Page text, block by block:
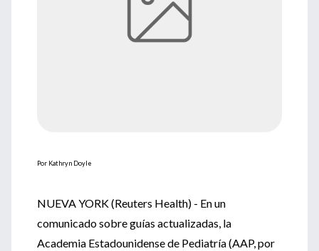
Por Kathryn Doyle
NUEVA YORK (Reuters Health) - En un
comunicado sobre guías actualizadas, la
Academia Estadounidense de Pediatría (AAP, por